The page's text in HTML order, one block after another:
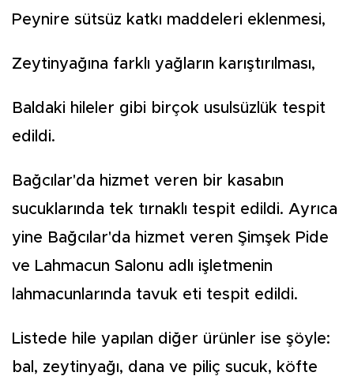
Peynire sütsüz katkı maddeleri eklenmesi,
Zeytinyağına farklı yağların karıştırılması,
Baldaki hileler gibi birçok usulsüzlük tespit
edildi.
Bağcılar'da hizmet veren bir kasabın
sucuklarında tek tırnaklı tespit edildi. Ayrıca
yine Bağcılar'da hizmet veren Şimşek Pide
ve Lahmacun Salonu adlı işletmenin
lahmacunlarında tavuk eti tespit edildi.
Listede hile yapılan diğer ürünler ise şöyle:
bal, zeytinyağı, dana ve piliç sucuk, köfte